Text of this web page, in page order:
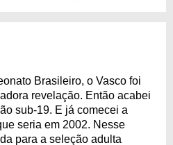
Brasileiro, o Vasco foi
revelação. Então acabei
sub-19. E já comecei a
seria em 2002. Nesse
para a seleção adulta